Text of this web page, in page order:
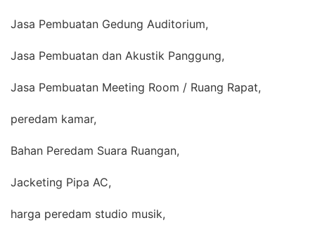
Jasa Pembuatan Gedung Auditorium,
Jasa Pembuatan dan Akustik Panggung,
Jasa Pembuatan Meeting Room / Ruang Rapat,
peredam kamar,
Bahan Peredam Suara Ruangan,
Jacketing Pipa AC,
harga peredam studio musik,